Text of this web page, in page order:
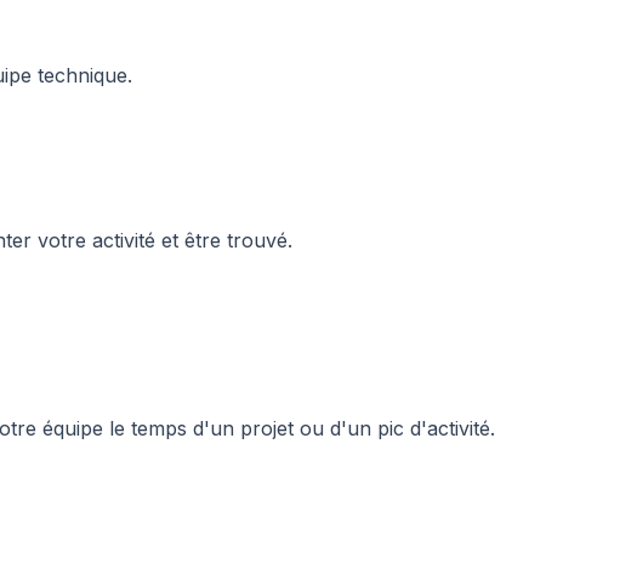
technique.
votre activité et être trouvé.
équipe le temps d'un projet ou d'un pic d'activité.